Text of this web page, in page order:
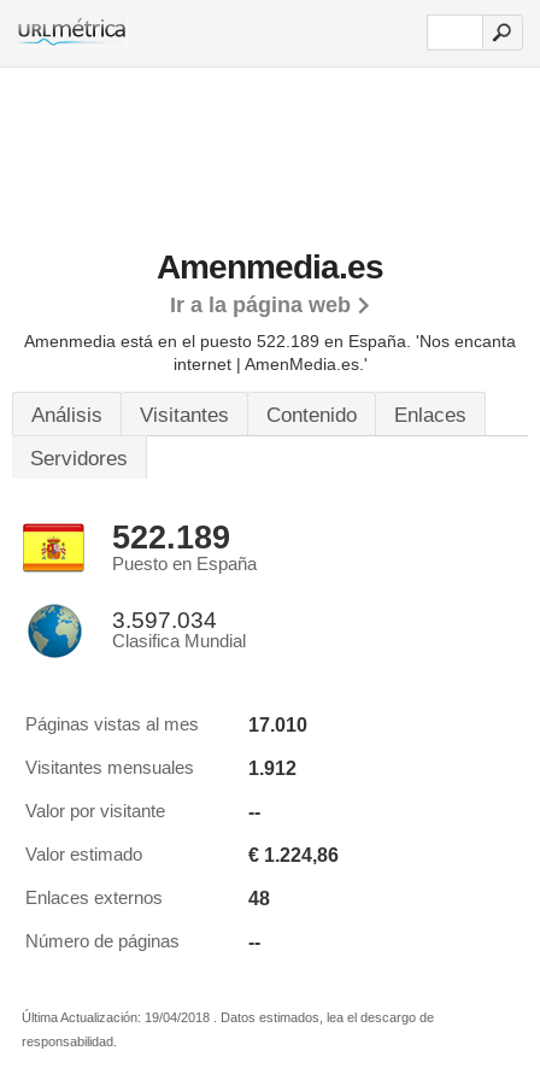
Amenmedia.es
Ir a la página web
Amenmedia está en el puesto 522.189 en España. 'Nos encanta
internet | AmenMedia.es.'
Análisis Visitantes Contenido
Enlaces
Servidores
522.189
Puesto en España
3.597.034
Clasifica Mundial
Páginas vistas al mes 17.010
Visitantes mensuales 1.912
Valor por visitante --
Valor estimado € 1.224,86
Enlaces externos 48
Número de páginas --
Última Actualización: 19/04/2018 . Datos estimados, lea el descargo de
responsabilidad.